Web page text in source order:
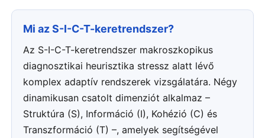
Mi az S-I-C-T-keretrendszer?
Az S-I-C-T-keretrendszer makroszkopikus
diagnosztikai heurisztika stressz alatt lévő
komplex adaptív rendszerek vizsgálatára. Négy
dinamikusan csatolt dimenziót alkalmaz –
Struktúra (S), Információ (I), Kohézió (C) és
Transzformáció (T) –, amelyek segítségével